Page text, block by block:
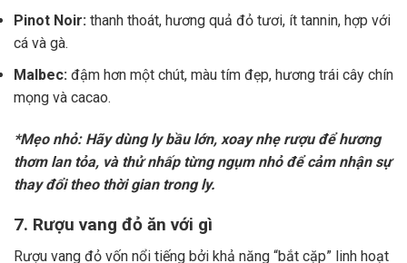
Pinot Noir: thanh thoát, hương quả đỏ tươi, ít tannin, hợp với
cá và gà.
Malbec: đậm hơn một chút, màu tím đẹp, hương trái cây chín
mọng và cacao.
*Mẹo nhỏ: Hãy dùng ly bầu lớn, xoay nhẹ rượu để hương
thơm lan tỏa, và thử nhấp từng ngụm nhỏ để cảm nhận sự
thay đổi theo thời gian trong ly.
7. Rượu vang đỏ ăn với gì
Rượu vang đỏ vốn nổi tiếng bởi khả năng “bắt cặp” linh hoạt